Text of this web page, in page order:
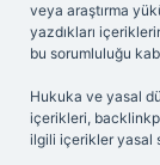
veya araştırma
yazdıkları
bu sorumluluğu
Hukuka ve yasal
içerikleri,
ilgili içerikler yasal